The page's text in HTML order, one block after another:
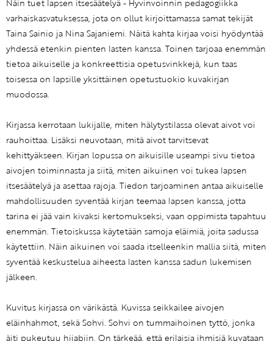
Näin tuet lapsen itsesäätelyä - Hyvinvoinnin pedagogiikka
varhaiskasvatuksessa, jota on ollut kirjoittamassa samat tekijät
Taina Sainio ja Nina Sajaniemi. Näitä kahta kirjaa voisi hyödyntää
yhdessä etenkin pienten lasten kanssa. Toinen tarjoaa enemmän
tietoa aikuiselle ja konkreettisia opetusvinkkejä, kun taas
toisessa on lapsille yksittäinen opetustuokio kuvakirjan
muodossa.
Kirjassa kerrotaan lukijalle, miten hälytystilassa olevat aivot voi
rauhoittaa. Lisäksi neuvotaan, mitä aivot tarvitsevat
kehittyäkseen. Kirjan lopussa on aikuisille useampi sivu tietoa
aivojen toiminnasta ja siitä, miten aikuinen voi tukea lapsen
itsesäätelyä ja asettaa rajoja. Tiedon tarjoaminen antaa aikuiselle
mahdollisuuden syventää kirjan teemaa lapsen kanssa, jotta
tarina ei jää vain kivaksi kertomukseksi, vaan oppimista tapahtuu
enemmän. Tietoiskussa käytetään samoja eläimiä, joita sadussa
käytettiin. Näin aikuinen voi saada itselleenkin mallia siitä, miten
syventää keskustelua aiheesta lasten kanssa sadun lukemisen
jälkeen.
Kuvitus kirjassa on värikästä. Kuvissa seikkailee aivojen
eläinhahmot, sekä Sohvi. Sohvi on tummaihoinen tyttö, jonka
äiti pukeutuu hijabiin. On tärkeää, että erilaisia ihmisiä kuvataan